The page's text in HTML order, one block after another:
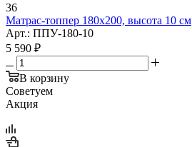
36
Матрас-топпер 180x200, высота 10 см
Арт.: ППУ-180-10
5 590 ₽
В корзину
Советуем
Акция